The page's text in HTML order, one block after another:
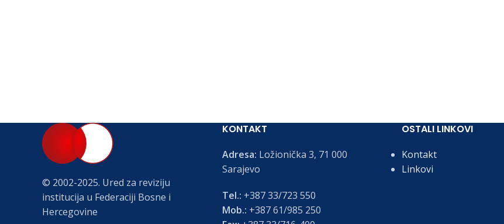
© 2002-2025. Ured za reviziju
institucija u Federaciji Bosne i
Hercegovine
KONTAKT
Adresa: Ložionička 3, 71 000
Sarajevo
Tel.: +387 33/723 550
Mob.: +387 61/985 250
OSTALI LINKOVI
Kontakt
Linkovi